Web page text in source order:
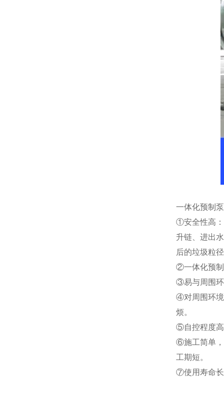
一体化预制
①安全性高：
升链、进出
后的垃圾粒
②一体化预制
③易与周围环
④对周围环境
烦。
⑤自控程度高
⑥施工简单，
工期短。
⑦使用寿命长